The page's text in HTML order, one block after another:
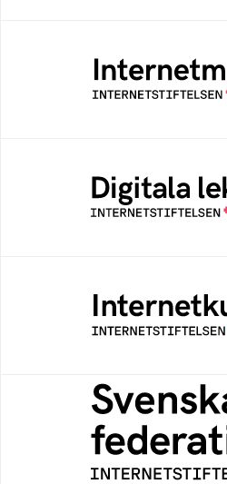
Ett digitalt museum som
av
Öppen digital lärresurs
för alla stadier i
Samlad kunskap som
säker och medveten
Svenska
Grunden för
kontextspecifik